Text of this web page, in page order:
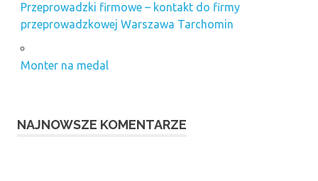
Przeprowadzki firmowe – kontakt do firmy
przeprowadzkowej Warszawa Tarchomin
Monter na medal
NAJNOWSZE KOMENTARZE